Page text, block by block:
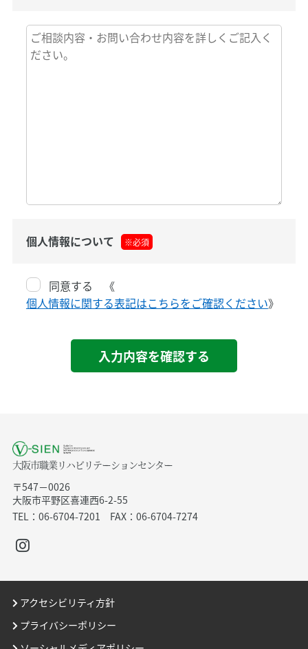
個人情報について ※必須
同意する 《
個人情報に関する表記はこちらをご確認ください》
大阪市職業リハビリテーションセンター
〒547－0026
大阪市平野区喜連西6-2-55
TEL：06-6704-7201 FAX：06-6704-7274
アクセシビリティ方針
プライバシーポリシー